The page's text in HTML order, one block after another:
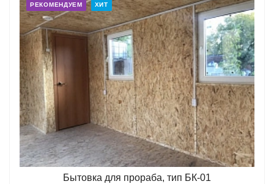
РЕКОМЕНДУЕМ ХИТ
Бытовка для прораба, тип БК-01